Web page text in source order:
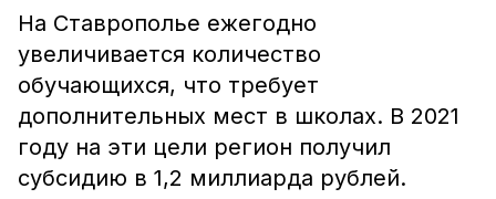
На Ставрополье ежегодно
увеличивается количество
обучающихся, что требует
дополнительных мест в школах. В 2021
году на эти цели регион получил
субсидию в 1,2 миллиарда рублей.